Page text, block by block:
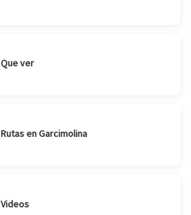
Que ver
Rutas en Garcimolina
Videos